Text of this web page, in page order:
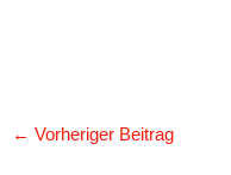
← Vorheriger Beitrag